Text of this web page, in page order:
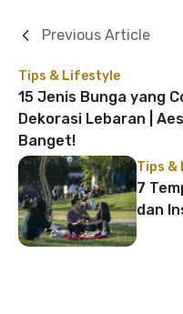
Tips & Lifestyle
15 Jenis Bunga yang
Dekorasi Lebaran |
Banget!
Previous Article
Tips &
7
dan